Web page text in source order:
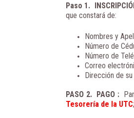
Paso 1.
que constará de:
Nombres y
Número de
Número de
Correo
Dirección de
PASO 2. PAGO :
Tesorería de la UTC